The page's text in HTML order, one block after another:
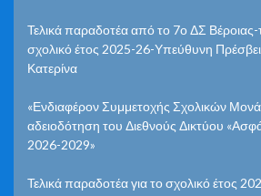
Τελικά παραδοτέα από το 7ο ΔΣ Βέροιας-
σχολικό έτος 2025-26-Υπεύθυνη
Κατερίνα
«Ενδιαφέρον Συμμετοχής Σχολικών
αδειοδότηση του Διεθνούς Δικτύου
2026-2029»
Τελικά παραδοτέα για το σχολικό έτος